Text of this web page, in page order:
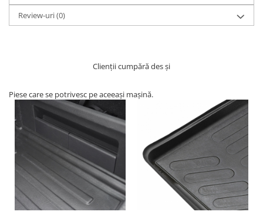
Review-uri(0)
Clienții cumpără des și
Piese care se potrivesc pe aceeași mașină.